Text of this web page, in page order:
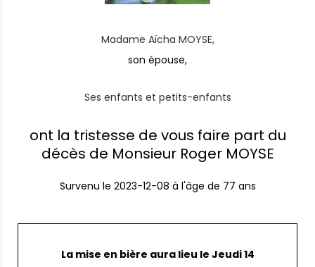
Madame Aïcha MOYSE,
son épouse,
Ses enfants et petits-enfants
ont la tristesse de vous faire part du
décès de Monsieur Roger MOYSE
Survenu le 2023-12-08 à l'âge de 77 ans
La mise en bière aura lieu le Jeudi 14